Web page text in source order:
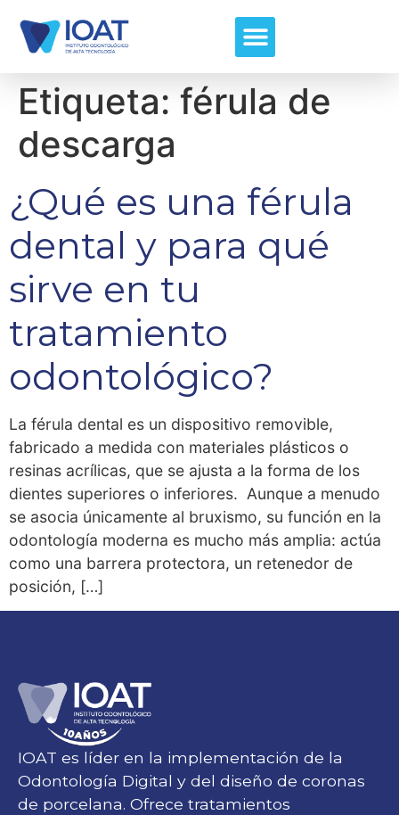
Etiqueta: férula de
descarga
¿Qué es una férula
dental y para qué
sirve en tu
tratamiento
odontológico?
La férula dental es un dispositivo removible,
fabricado a medida con materiales plásticos o
resinas acrílicas, que se ajusta a la forma de los
dientes superiores o inferiores. Aunque a menudo
se asocia únicamente al bruxismo, su función en la
odontología moderna es mucho más amplia: actúa
como una barrera protectora, un retenedor de
posición, […]
IOAT es líder en la implementación de la
Odontología Digital y del diseño de coronas
de porcelana. Ofrece tratamientos